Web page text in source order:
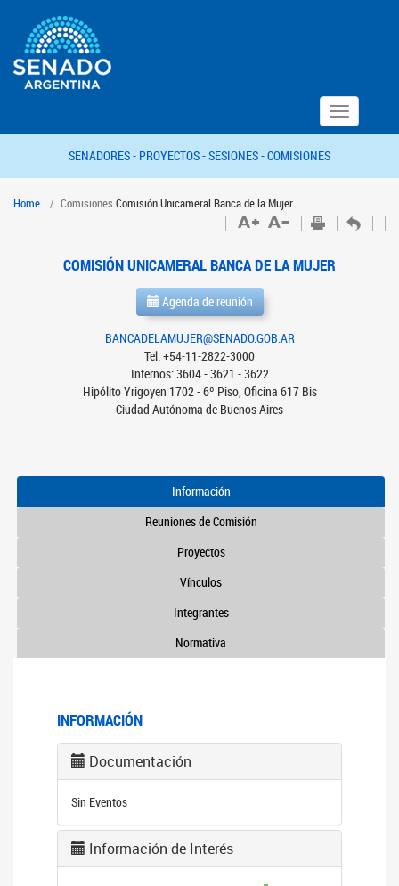
Toggle
navigation
SENADORES - PROYECTOS -SESIONES -COMISIONES
Home Comisiones Comisión Unicameral Banca de la Mujer
COMISIÓN UNICAMERAL BANCA DE LA MUJER
Agenda de reunión
BANCADELAMUJER@SENADO.GOB.AR
Tel: +54-11-2822-3000
Internos: 3604 - 3621 - 3622
Hipólito Yrigoyen 1702 - 6º Piso, Oficina 617 Bis
Ciudad Autónoma de Buenos Aires
Información
Reuniones de Comisión
Proyectos
Vínculos
Integrantes
Normativa
INFORMACIÓN
Documentación
Sin Eventos
Información de Interés